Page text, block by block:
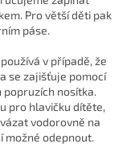
Pro větší děti pak
páse.
v případě, že
se zajišťuje pomocí
nosítka.
pro hlavičku dítěte,
vodorovně na
možné odepnout.